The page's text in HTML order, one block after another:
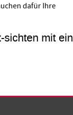
bislang
dafür Ihre
mit